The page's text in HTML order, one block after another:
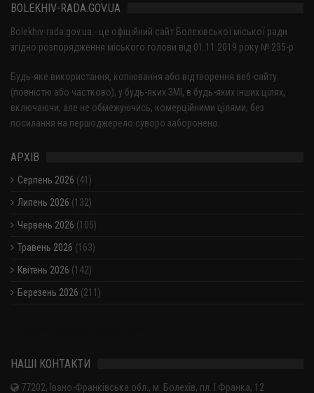
BOLEKHIV-RADA.GOV.UA
Bolekhiv-rada.gov.ua - це офіційний сайт Болехівської міської ради
згідно розпорядження міського голови від 01.11.2019 року № 235-р
Будь-яке використання, копіювання або відтворення веб-сайту
(повністю або частково), у будь-яких ЗМІ, в будь-яких інших цілях,
включаючи, але не обмежуючись, комерційними цілями, без
посилання на першоджерело суворо заборонено.
АРХІВ
Серпень 2026 (41)
Липень 2026 (132)
Червень 2026 (105)
Травень 2026 (163)
Квітень 2026 (142)
Березень 2026 (211)
НАШІ КОНТАКТИ
77202, Івано-Франківська обл., м. Болехів, пл. І.Франка, 12